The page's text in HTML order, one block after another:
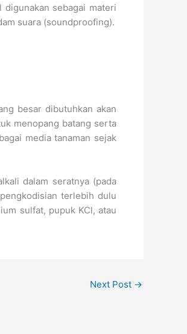
sebagai materi
suara (soundproofing).
besar dibutuhkan akan
menopang batang serta
media tanaman sejak
dalam seratnya (pada
terlebih dulu
sulfat, pupuk KCl, atau
Next Post →